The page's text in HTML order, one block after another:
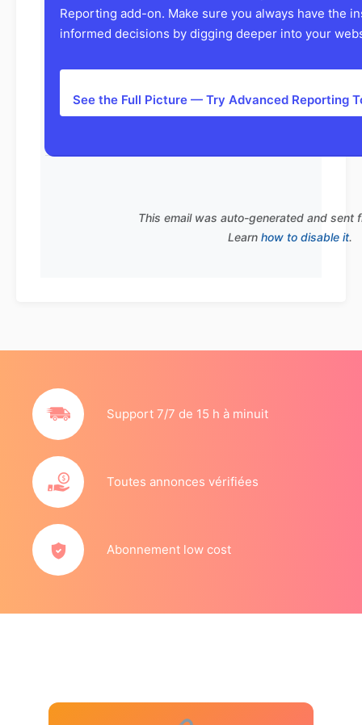
Reporting add-on. Make sure you always have the
informed decisions by digging deeper into your
See the Full Picture — Try Advanced Reporting
This email was auto-generated and sent
Learn how to disable it.
Support 7/7 de 15 h à minuit
Toutes annonces vérifiées
Abonnement low cost